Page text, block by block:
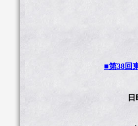
■第38回
日
（最